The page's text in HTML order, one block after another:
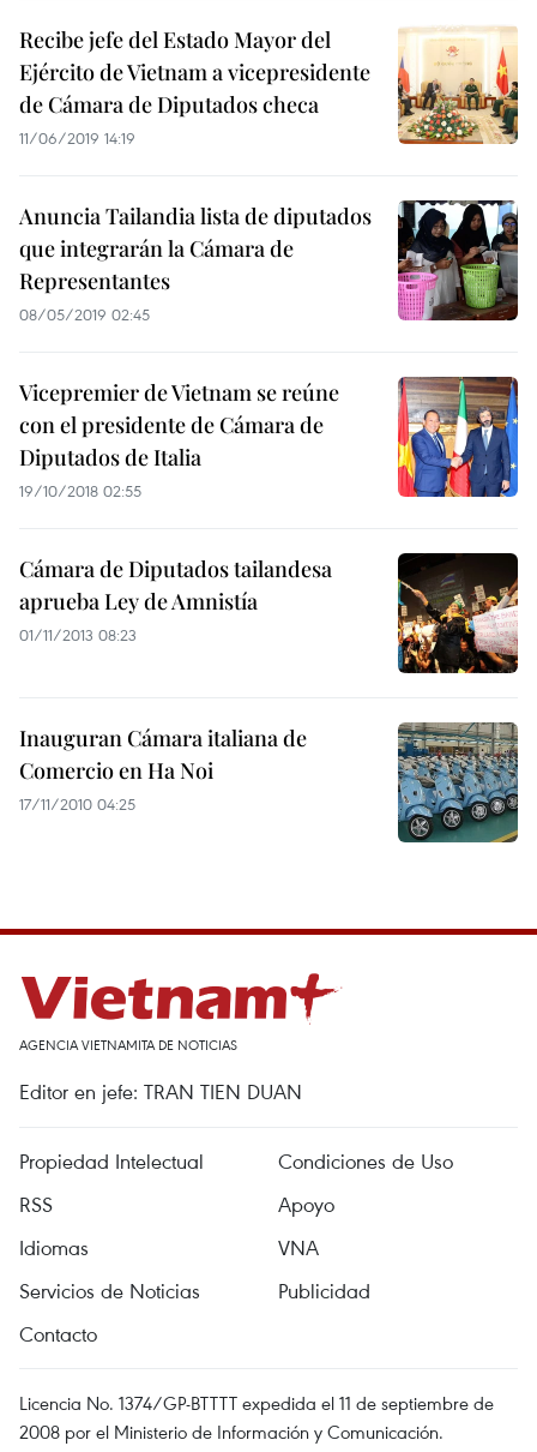
Recibe jefe del Estado Mayor del
Ejército de Vietnam a vicepresidente
de Cámara de Diputados checa
11/06/2019 14:19
Anuncia Tailandia lista de diputados
que integrarán la Cámara de
Representantes
08/05/2019 02:45
Vicepremier de Vietnam se reúne
con el presidente de Cámara de
Diputados de Italia
19/10/2018 02:55
Cámara de Diputados tailandesa
aprueba Ley de Amnistía
01/11/2013 08:23
Inauguran Cámara italiana de
Comercio en Ha Noi
17/11/2010 04:25
AGENCIA VIETNAMITA DE NOTICIAS
Editor en jefe: TRAN TIEN DUAN
Propiedad Intelectual
Condiciones de Uso
RSS
Apoyo
Idiomas
VNA
Servicios de Noticias
Publicidad
Contacto
Licencia No. 1374/GP-BTTTT expedida el 11 de septiembre de
2008 por el Ministerio de Información y Comunicación.